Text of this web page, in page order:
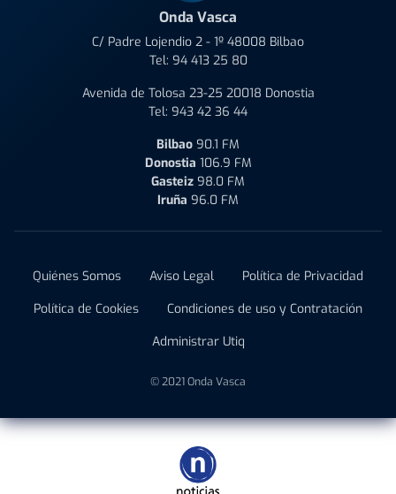
Onda Vasca
C/ Padre Lojendio 2 - 1º 48008 Bilbao
Tel: 94 413 25 80
Avenida de Tolosa 23-25 20018 Donostia
Tel: 943 42 36 44
Bilbao 90.1 FM
Donostia 106.9 FM
Gasteiz 98.0 FM
Iruña 96.0 FM
Quiénes Somos Aviso Legal
Política de Privacidad
Política de Cookies
Condiciones de uso y Contratación
Administrar Utiq
© 2021 Onda Vasca